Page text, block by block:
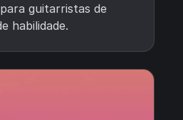
guitarristas de
habilidade.